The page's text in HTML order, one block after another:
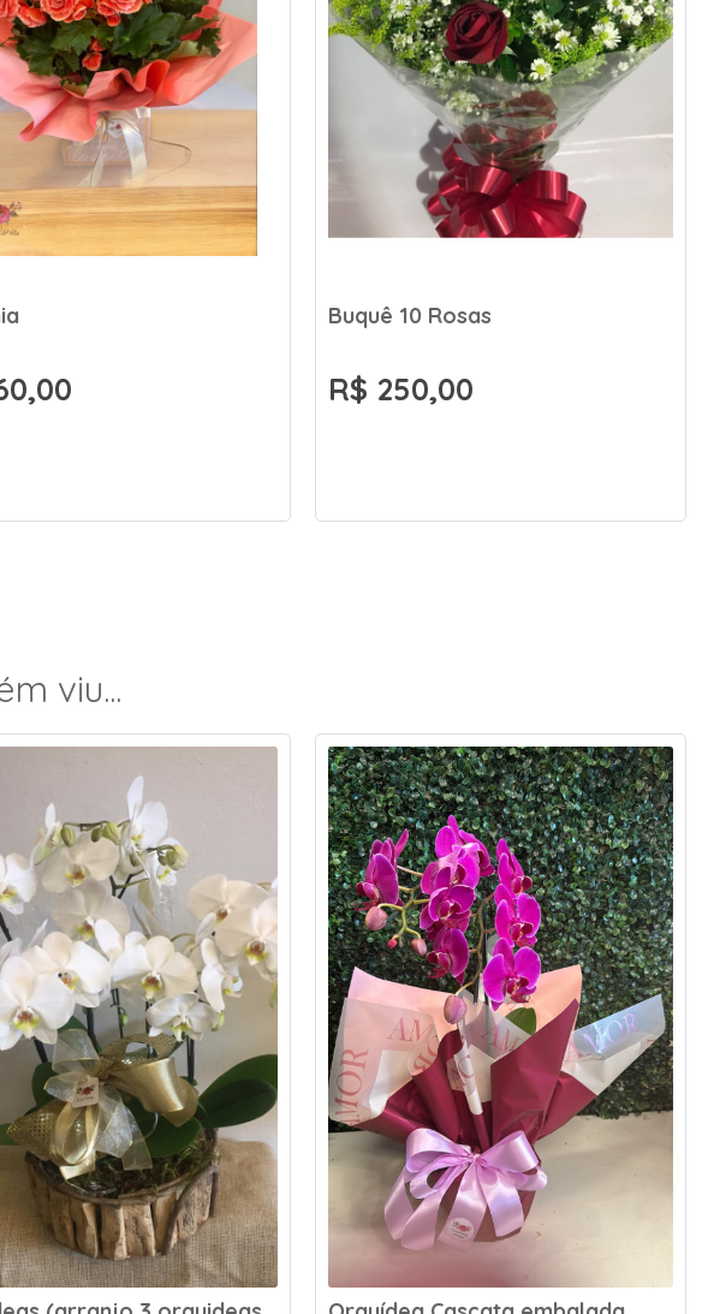
Buquê 10 Rosas
R$ 250,00
viu...